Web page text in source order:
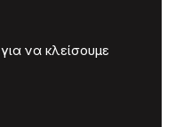
να κλείσουμε